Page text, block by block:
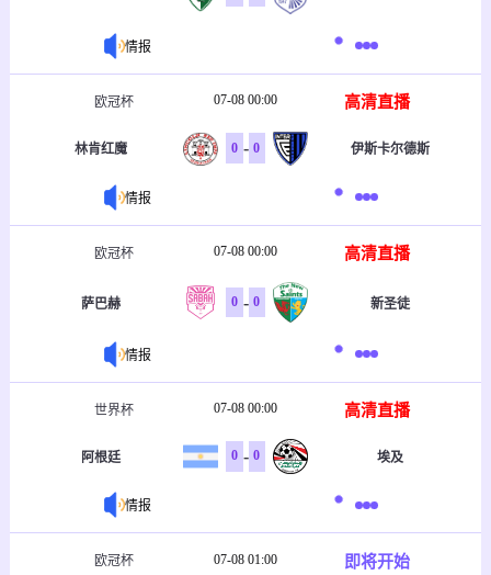
情报
欧冠杯 07-08 00:00 高清直播
林肯红魔 0 - 0 伊斯卡尔德斯
情报
欧冠杯 07-08 00:00 高清直播
萨巴赫 0 - 0 新圣徒
情报
世界杯 07-08 00:00 高清直播
阿根廷 0 - 0 埃及
情报
欧冠杯 07-08 01:00 即将开始